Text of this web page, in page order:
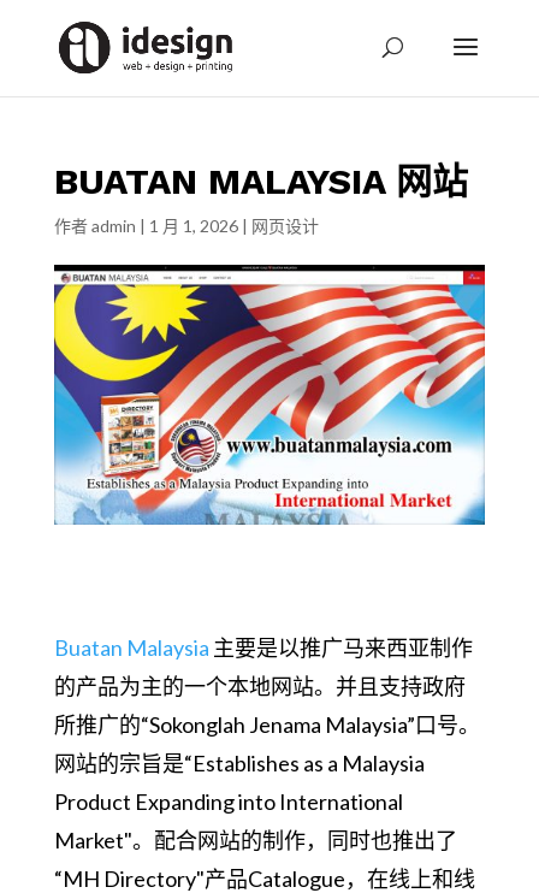
BUATAN MALAYSIA 网站
作者admin | 1 月 1, 2026| 网页设计
Buatan Malaysia 主要是以推广马来西亚制作
的产品为主的一个本地网站。并且支持政府
所推广的“Sokonglah Jenama Malaysia”口号。
网站的宗旨是“Establishes as a Malaysia
Product Expanding into International
Market"。配合网站的制作，同时也推出了
“MH Directory"产品Catalogue，在线上和线